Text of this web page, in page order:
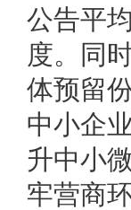
公告平
度。同
体预留
中小企
升中小
牢营商